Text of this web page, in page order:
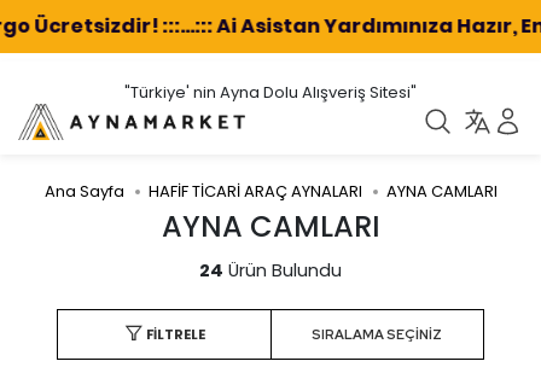
:::...::: Ai Asistan Yardımınıza Hazır, En
"Türkiye' nin Ayna Dolu Alışveriş Sitesi"
Ana Sayfa HAFİF TİCARİ ARAÇ AYNALARI AYNA CAMLARI
AYNA CAMLARI
24 Ürün Bulundu
FILTRELE